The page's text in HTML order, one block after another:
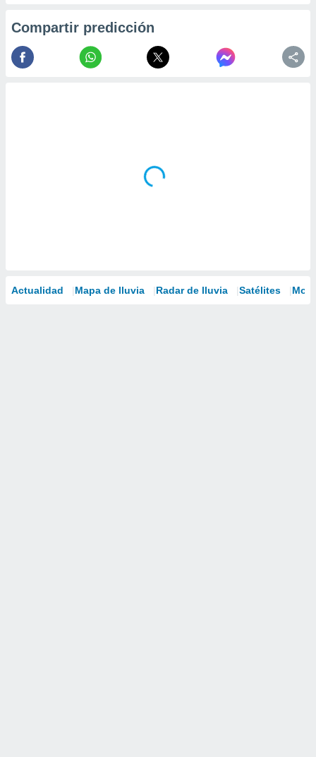
Compartir predicción
Actualidad Mapa de lluvia Radar de lluvia Satélites